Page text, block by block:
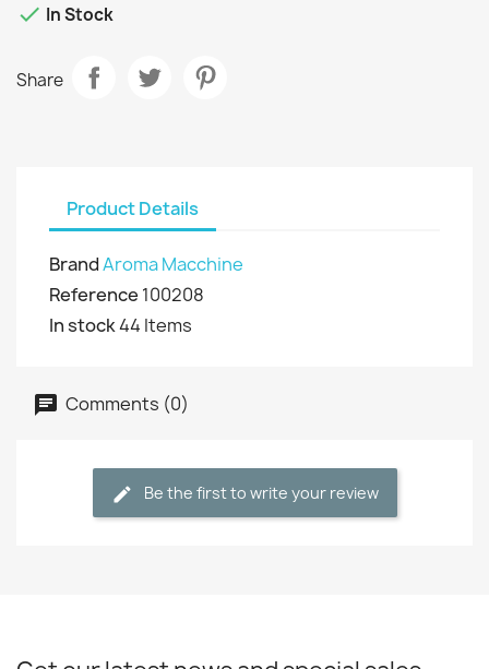
 In Stock
Share
Product Details
BrandAroma Macchine
Reference 100208
In stock44 Items
Comments (0)
Be the first to write your review